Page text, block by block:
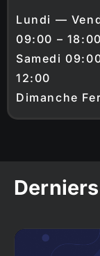
Lundi —
09:00 – 18:00
Samedi
12:00
Dimanche